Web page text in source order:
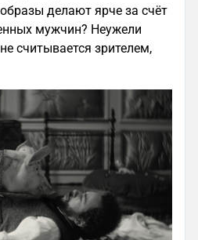
делают ярче за счёт
мужчин? Неужели
считывается зрителем,